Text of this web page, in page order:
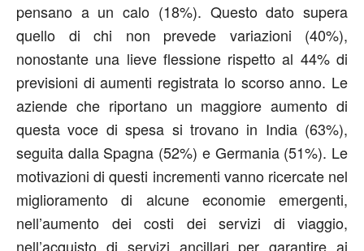
pensano a un calo (18%). Questo dato supera
quello di chi non prevede variazioni (40%),
nonostante una lieve flessione rispetto al 44% di
previsioni di aumenti registrata lo scorso anno. Le
aziende che riportano un maggiore aumento di
questa voce di spesa si trovano in India (63%),
seguita dalla Spagna (52%) e Germania (51%). Le
motivazioni di questi incrementi vanno ricercate nel
miglioramento di alcune economie emergenti,
nell’aumento dei costi dei servizi di viaggio,
nell’acquisto di servizi ancillari per garantire ai